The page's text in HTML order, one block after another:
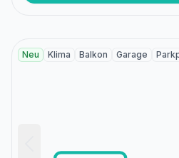
Neu Klima Balkon Garage